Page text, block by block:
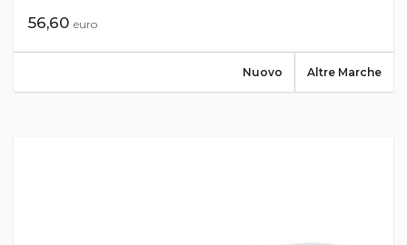
56,60 euro
Altre Marche
Nuovo